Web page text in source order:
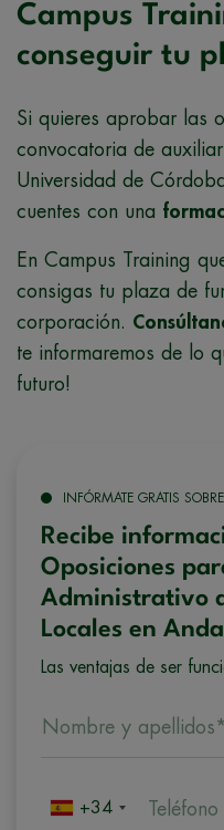
Campus
conseguir tu
Si quieres aprobar las
convocatoria de
Universidad de
cuentes con una
En Campus Training
consigas tu plaza de
corporación.
te informaremos de lo
futuro!
INFÓRMATE GRATIS SOBRE
Recibe
Oposiciones
Administrativo
Locales en
Las ventajas de ser
Nombre y apellidos*
+34